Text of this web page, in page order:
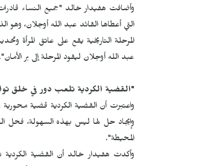
وأضافت هفيدار خالد "جميع النساء
التي أعطاها القائد عبد الله أوجلان،
المرحلة التاريخية يقع على عاتق المرأة
عبد الله أوجلان ليقود المرحلة إلى بر
"القضية الكردية تلعب دور في خلق
واعتبرت أن القضية الكردية قضية
وإيجاد حل لها ليس بهذه السهولة، فحل
المحيطة".
وأكدت هفيدار خالد أن القضية الكردية